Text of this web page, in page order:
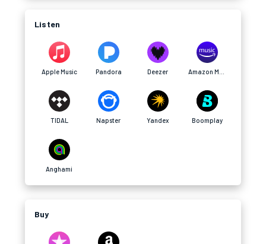
Listen
Apple Music Pandora Deezer
TIDAL Napster Yandex Boomplay
Anghami
Buy